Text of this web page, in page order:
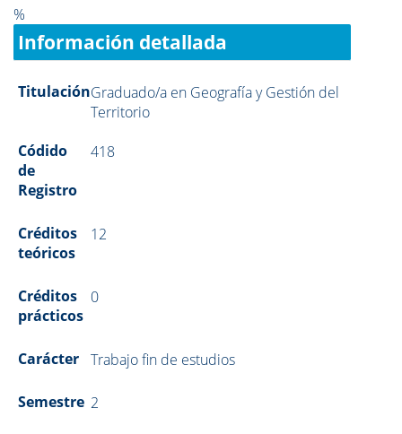
%
Información detallada
TitulaciónGraduado/a en Geografía y Gestión del
Territorio
Códido
de
Registro
418
Créditos
teóricos
12
Créditos
prácticos
0
Carácter Trabajo fin de estudios
Semestre 2